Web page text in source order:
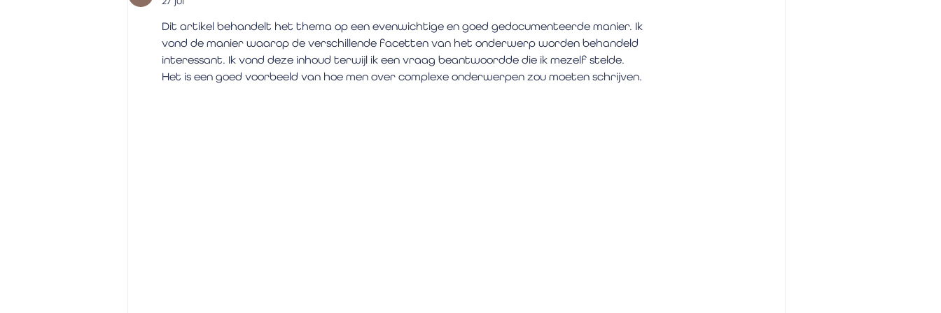
Dit artikel behandelt het thema op een evenwichtige en goed gedocumenteerde manier. Ik
vond de manier waarop de verschillende facetten van het onderwerp worden behandeld
interessant. Ik vond deze inhoud terwijl ik een vraag beantwoordde die ik mezelf stelde.
Het is een goed voorbeeld van hoe men over complexe onderwerpen zou moeten schrijven.